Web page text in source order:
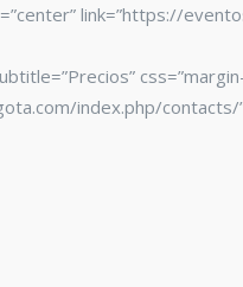
link=”https://
index.php/contacts/